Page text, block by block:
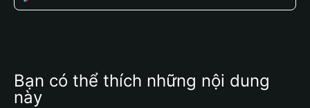
Bạn có thể thích những nội dung
này